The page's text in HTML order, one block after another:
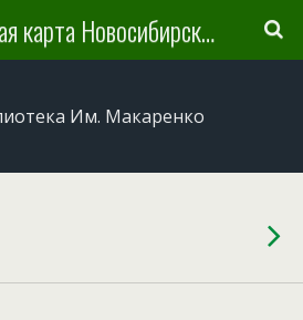
Литературная карта Новосибирска и Новосибирской области
Им. Макаренко